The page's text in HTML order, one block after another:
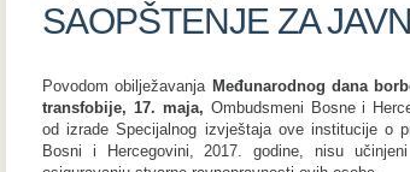
SAOPŠTENJE ZA
Povodom obilježavanja Međunarodnog dana
transfobije, 17. maja, Ombudsmeni Bosne i
od izrade Specijalnog izvještaja ove institucije o
Bosni i Hercegovini, 2017. godine, nisu